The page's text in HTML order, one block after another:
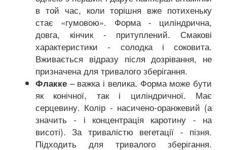
в той час, коли торішня вже потихеньку
стає «гумовою». Форма - циліндрична,
довга, кінчик - притуплений. Смакові
характеристики - солодка і соковита.
Вживається відразу після дозрівання, не
призначена для тривалого зберігання.
Флакке – важка і велика. Форма може бути
як конічної, так і циліндричної. Має
серцевину. Колір - насичено-оранжевий (а
значить - і концентрація каротину - на
висоті). За тривалістю вегетації - пізня.
Підходить для тривалого зберігання.